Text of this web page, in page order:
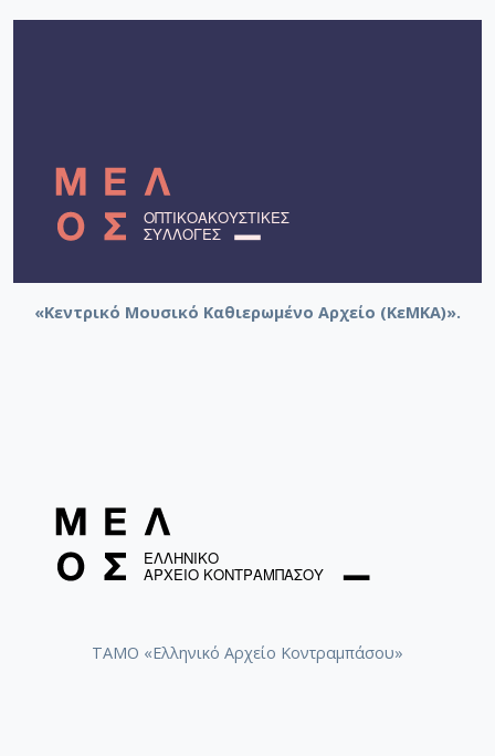
Τσιτσάνη) / Στρ. Παγιουμτζής, Στ. Περπινιάδης] - [Β':
Γελασμένος (Στ. Περπινιάδης, Γ. Τσαούς) / Στ.
Περπινιάδης]
Γεωργακοπούλου, Στ. Περπινιάδης]
Τσιτσάνης] - [Β': Το παιδί της νύχτας (Δ. Γκόγκου) /
Columbia (USA) 7241-F [Α': Αθηναίισσα (Β. Τσιτσάνη) /
Τσιτσάνης]
«Κεντρικό Μουσικό Καθιερωμένο Αρχείο (ΚεΜΚΑ)».
ΤΑΜΟ «Ελληνικό Αρχείο Κοντραμπάσου»